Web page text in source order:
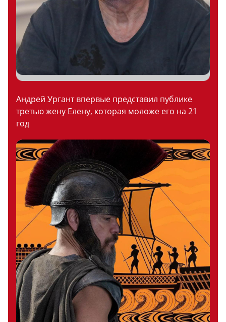
Андрей Ургант впервые представил публике
третью жену Елену, которая моложе его на 21
год